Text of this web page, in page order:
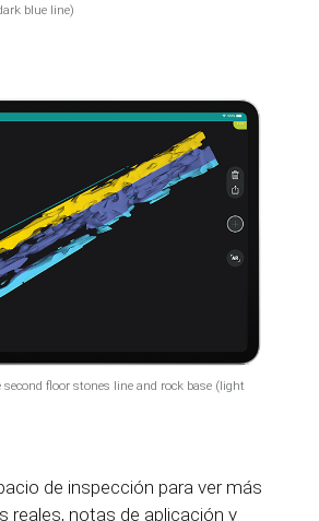
blue line)
second floor stones line and rock base (light
de inspección para ver más
reales, notas de aplicación y